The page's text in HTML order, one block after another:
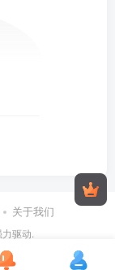
关于我们
力驱动.